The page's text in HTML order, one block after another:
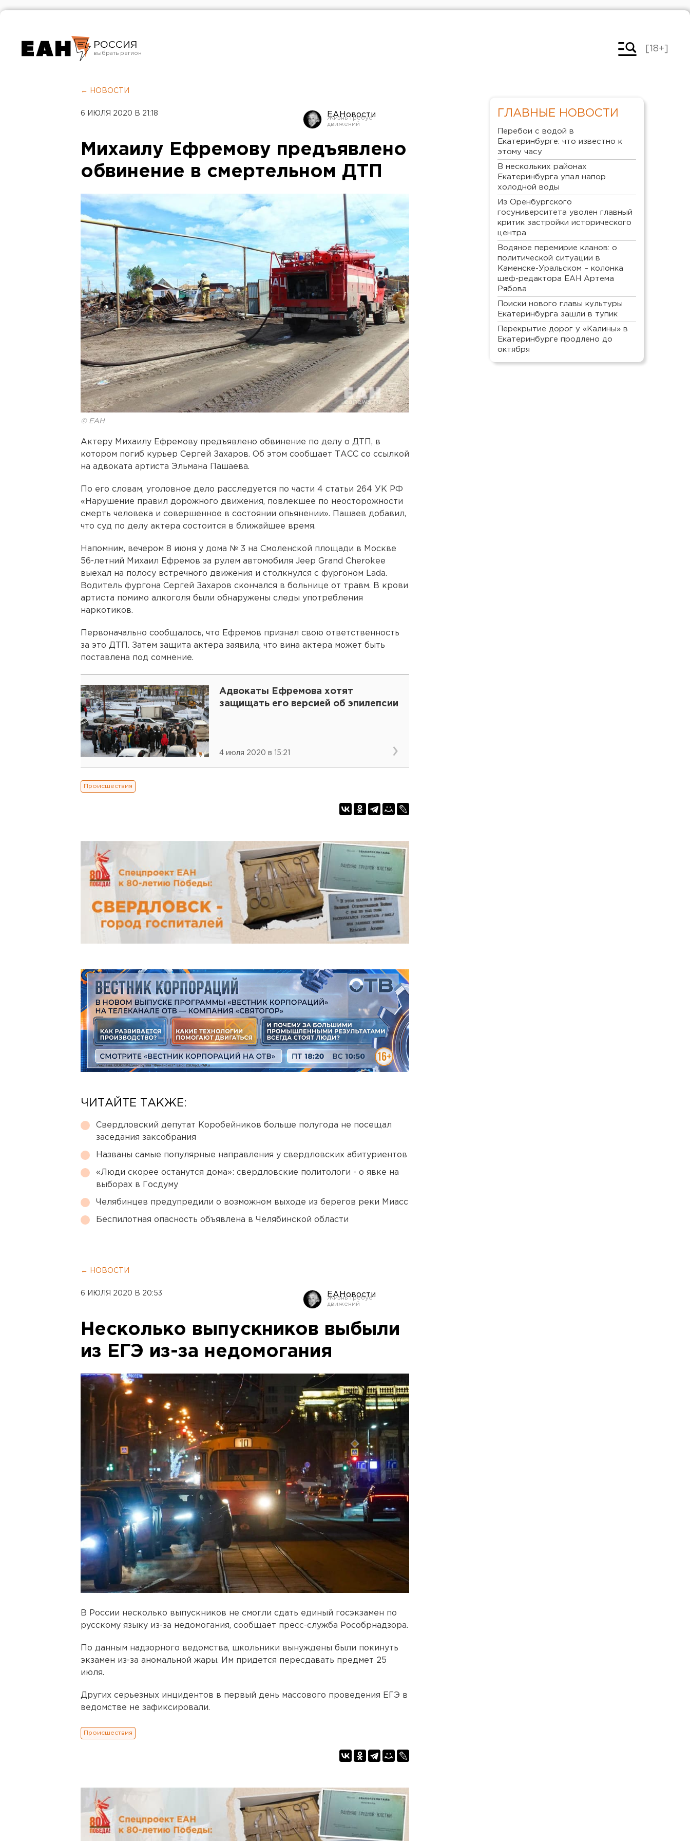
РОССИЯ
Челябинск
[18+]
← НОВОСТИ
6 ИЮЛЯ 2020 В 21:18 ЕАНовости
Михаилу Ефремову предъявлено
обвинение в смертельном ДТП
© ЕАН
Актеру Михаилу Ефремову предъявлено обвинение по делу о ДТП, в
котором погиб курьер Сергей Захаров. Об этом сообщает ТАСС со ссылкой
на адвоката артиста Эльмана Пашаева.
По его словам, уголовное дело расследуется по части 4 статьи 264 УК РФ
«Нарушение правил дорожного движения, повлекшее по неосторожности
смерть человека и совершенное в состоянии опьянении». Пашаев добавил,
что суд по делу актера состоится в ближайшее время.
Напомним, вечером 8 июня у дома № 3 на Смоленской площади в Москве
56-летний Михаил Ефремов за рулем автомобиля Jeep Grand Cherokee
выехал на полосу встречного движения и столкнулся с фургоном Lada.
Водитель фургона Сергей Захаров скончался в больнице от травм. В крови
артиста помимо алкоголя были обнаружены следы употребления
наркотиков.
Первоначально сообщалось, что Ефремов признал свою ответственность
за это ДТП. Затем защита актера заявила, что вина актера может быть
поставлена под сомнение.
Адвокаты Ефремова хотят
защищать его версией об эпилепсии
4 июля 2020 в 15:21
Происшествия
ЧИТАЙТЕ ТАКЖЕ:
Свердловский депутат Коробейников больше полугода не посещал
заседания заксобрания
Названы самые популярные направления у свердловских абитуриентов
«Люди скорее останутся дома»: свердловские политологи - о явке на
выборах в Госдуму
Челябинцев предупредили о возможном выходе из берегов реки Миасс
Беспилотная опасность объявлена в Челябинской области
← НОВОСТИ
6 ИЮЛЯ 2020 В 20:53 ЕАНовости
Несколько выпускников выбыли
из ЕГЭ из-за недомогания
В России несколько выпускников не смогли сдать единый госэкзамен по
русскому языку из-за недомогания, сообщает пресс-служба Рособрнадзора.
По данным надзорного ведомства, школьники вынуждены были покинуть
экзамен из-за аномальной жары. Им придется пересдавать предмет 25
июля.
Других серьезных инцидентов в первый день массового проведения ЕГЭ в
ведомстве не зафиксировали.
Происшествия
ГЛАВНЫЕ НОВОСТИ
Перебои с водой в
Екатеринбурге: что известно к
этому часу
В нескольких районах
Екатеринбурга упал напор
холодной воды
Из Оренбургского
госуниверситета уволен главный
критик застройки исторического
центра
Водяное перемирие кланов: о
политической ситуации в
Каменске-Уральском – колонка
шеф-редактора ЕАН Артема
Рябова
Поиски нового главы культуры
Екатеринбурга зашли в тупик
Перекрытие дорог у «Калины» в
Екатеринбурге продлено до
октября